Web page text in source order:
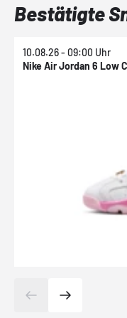
Bestätigte
10.08.26 - 09:00 Uhr
Nike Air Jordan 6 Low